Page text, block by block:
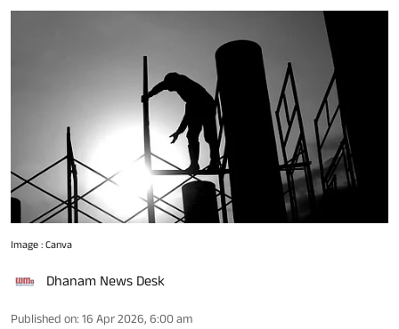
Image : Canva
Dhanam News Desk
Published on: 16 Apr 2026, 6:00 am